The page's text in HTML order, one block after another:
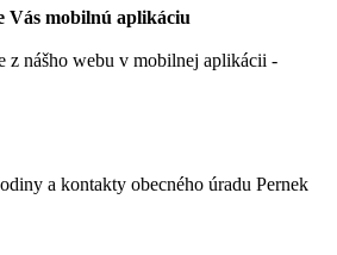
Vás mobilnú aplikáciu
z nášho webu v mobilnej aplikácii -
a kontakty obecného úradu Pernek